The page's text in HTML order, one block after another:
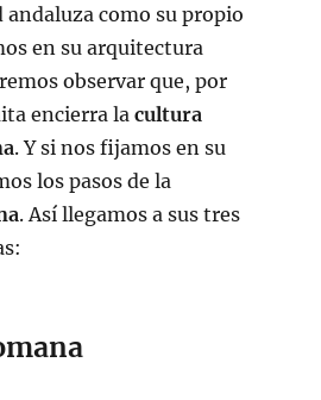
como su propio
en su arquitectura
observar que, por
encierra lacultura
. Y si nos fijamos en su
los pasos de la
. Así llegamos a sus tres